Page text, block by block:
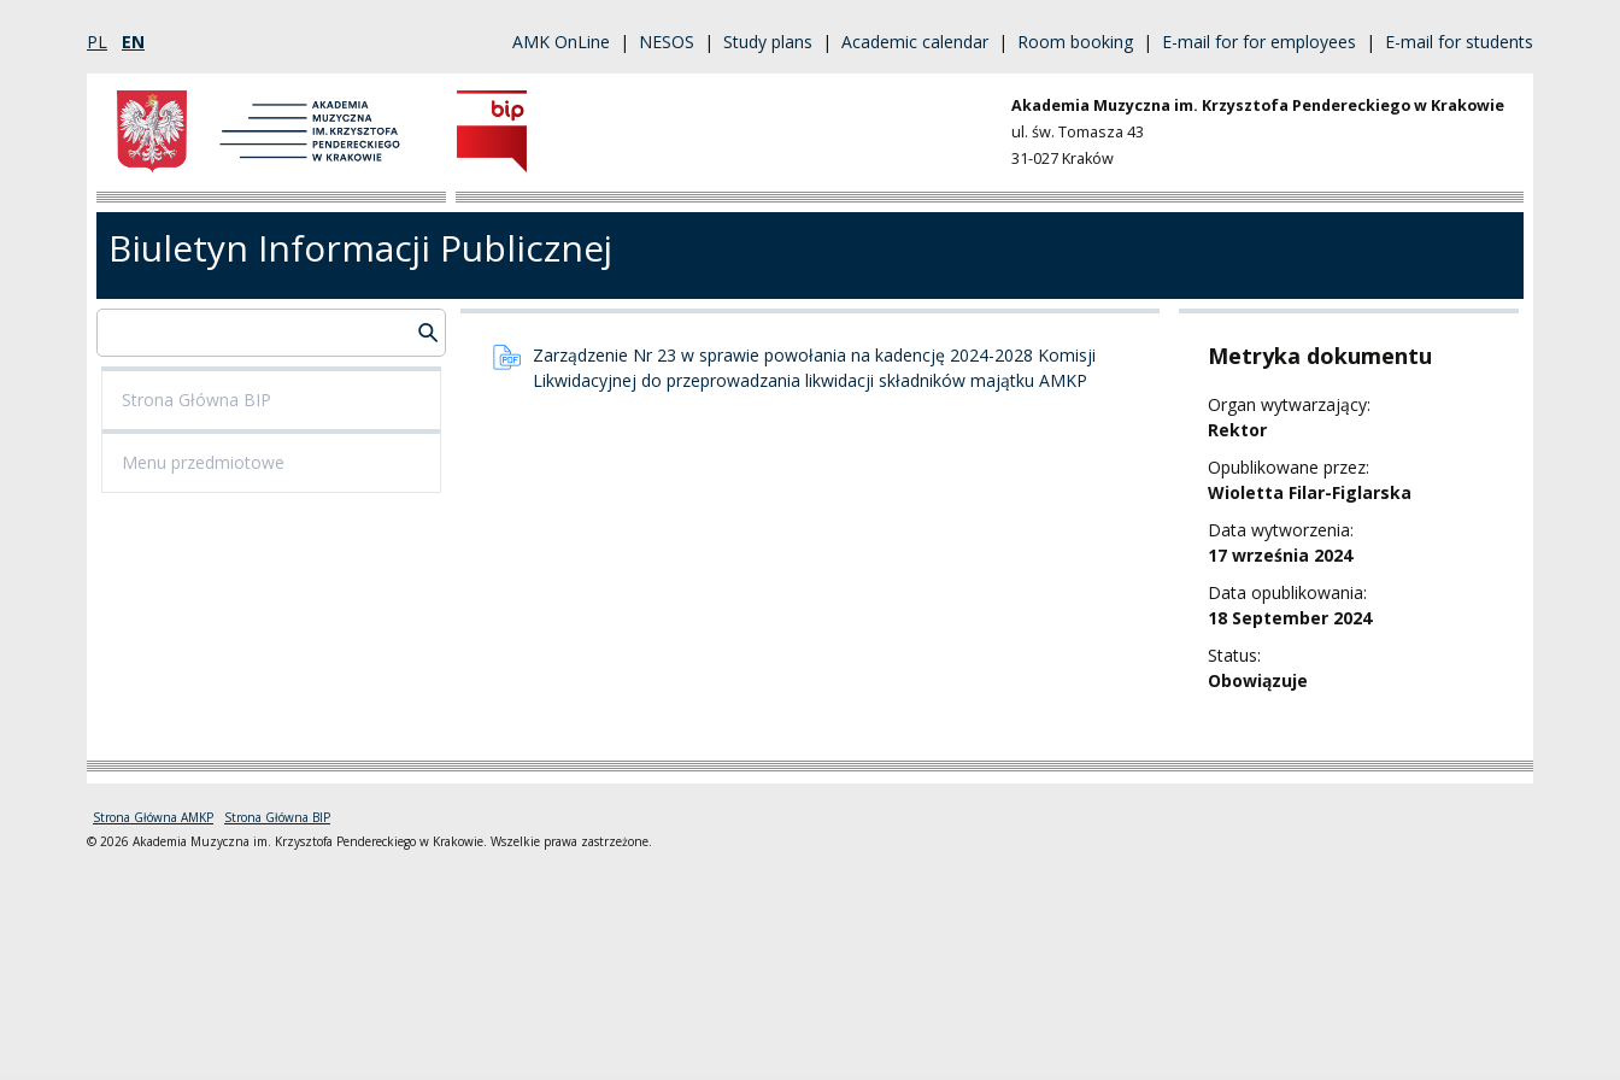
PL EN AMK OnLine | NESOS | Study plans | Academic calendar | Room booking | E-mail for for employees | E-mail for students
Akademia Muzyczna im. Krzysztofa Pendereckiego w Krakowie
ul. św. Tomasza 43
31-027 Kraków
Biuletyn Informacji Publicznej
Strona Główna BIP
Menu przedmiotowe
Metryka dokumentu
Organ wytwarzający:
Rektor
Opublikowane przez:
Wioletta Filar-Figlarska
Data wytworzenia:
17 września 2024
Data opublikowania:
18 September 2024
Status:
Obowiązuje
Zarządzenie Nr 23 w sprawie powołania na kadencję 2024-2028 Komisji
Likwidacyjnej do przeprowadzania likwidacji składników majątku AMKP
Strona Główna AMKP
Strona Główna BIP
© 2026 Akademia Muzyczna im. Krzysztofa Pendereckiego w Krakowie. Wszelkie prawa zastrzeżone.